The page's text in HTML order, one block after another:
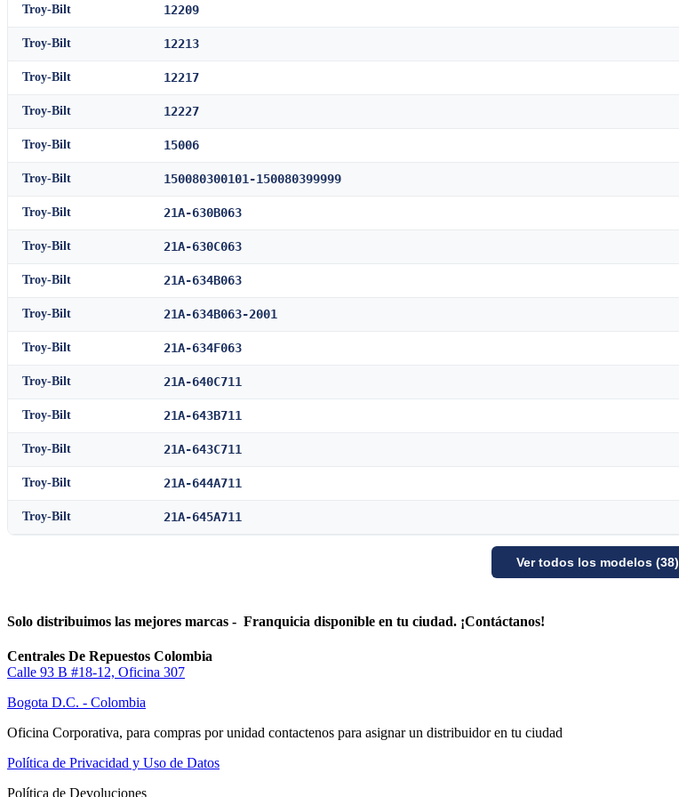
Troy-Bilt 12209
Troy-Bilt 12213
Troy-Bilt 12217
Troy-Bilt 12227
Troy-Bilt 15006
Troy-Bilt 150080300101-150080399999
Troy-Bilt 21A-630B063
Troy-Bilt 21A-630C063
Troy-Bilt 21A-634B063
Troy-Bilt 21A-634B063-2001
Troy-Bilt 21A-634F063
Troy-Bilt 21A-640C711
Troy-Bilt 21A-643B711
Troy-Bilt 21A-643C711
Troy-Bilt 21A-644A711
Troy-Bilt 21A-645A711
Ver todos los modelos (38)
Solo distribuimos las mejores marcas - Franquicia disponible en tu ciudad. ¡Contáctanos!
Centrales De Repuestos Colombia
Calle 93 B #18-12, Oficina 307
Bogota D.C. - Colombia
Oficina Corporativa, para compras por unidad contactenos para asignar un distribuidor en tu ciudad
Política de Privacidad y Uso de Datos
Política de Devoluciones